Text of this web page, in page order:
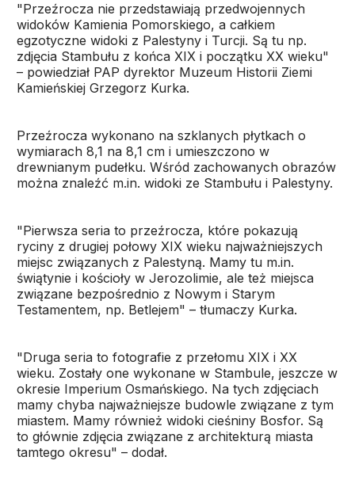
"Przeźrocza nie przedstawiają przedwojennych
widoków Kamienia Pomorskiego, a całkiem
egzotyczne widoki z Palestyny i Turcji. Są tu np.
zdjęcia Stambułu z końca XIX i początku XX wieku"
– powiedział PAP dyrektor Muzeum Historii Ziemi
Kamieńskiej Grzegorz Kurka.
Przeźrocza wykonano na szklanych płytkach o
wymiarach 8,1 na 8,1 cm i umieszczono w
drewnianym pudełku. Wśród zachowanych obrazów
można znaleźć m.in. widoki ze Stambułu i Palestyny.
"Pierwsza seria to przeźrocza, które pokazują
ryciny z drugiej połowy XIX wieku najważniejszych
miejsc związanych z Palestyną. Mamy tu m.in.
świątynie i kościoły w Jerozolimie, ale też miejsca
związane bezpośrednio z Nowym i Starym
Testamentem, np. Betlejem" – tłumaczy Kurka.
"Druga seria to fotografie z przełomu XIX i XX
wieku. Zostały one wykonane w Stambule, jeszcze w
okresie Imperium Osmańskiego. Na tych zdjęciach
mamy chyba najważniejsze budowle związane z tym
miastem. Mamy również widoki cieśniny Bosfor. Są
to głównie zdjęcia związane z architekturą miasta
tamtego okresu" – dodał.